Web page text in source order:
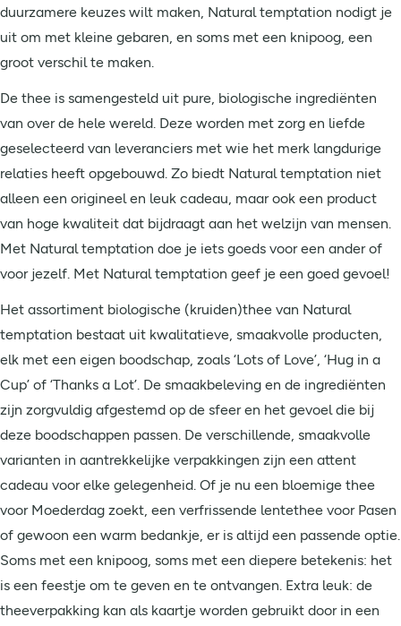
duurzamere keuzes wilt maken, Natural temptation nodigt je
uit om met kleine gebaren, en soms met een knipoog, een
groot verschil te maken.
De thee is samengesteld uit pure, biologische ingrediënten
van over de hele wereld. Deze worden met zorg en liefde
geselecteerd van leveranciers met wie het merk langdurige
relaties heeft opgebouwd. Zo biedt Natural temptation niet
alleen een origineel en leuk cadeau, maar ook een product
van hoge kwaliteit dat bijdraagt aan het welzijn van mensen.
Met Natural temptation doe je iets goeds voor een ander of
voor jezelf. Met Natural temptation geef je een goed gevoel!
Het assortiment biologische (kruiden)thee van Natural
temptation bestaat uit kwalitatieve, smaakvolle producten,
elk met een eigen boodschap, zoals ‘Lots of Love’, ‘Hug in a
Cup’ of ‘Thanks a Lot’. De smaakbeleving en de ingrediënten
zijn zorgvuldig afgestemd op de sfeer en het gevoel die bij
deze boodschappen passen. De verschillende, smaakvolle
varianten in aantrekkelijke verpakkingen zijn een attent
cadeau voor elke gelegenheid. Of je nu een bloemige thee
voor Moederdag zoekt, een verfrissende lentethee voor Pasen
of gewoon een warm bedankje, er is altijd een passende optie.
Soms met een knipoog, soms met een diepere betekenis: het
is een feestje om te geven en te ontvangen. Extra leuk: de
theeverpakking kan als kaartje worden gebruikt door in een